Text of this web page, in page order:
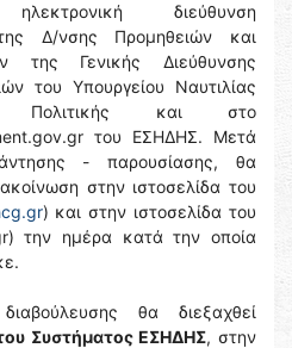
διεύθυνση
Δ/νσης Προμηθειών και
της Γενικής Διεύθυνσης
του Υπουργείου Ναυτιλίας
Πολιτικής και στο
του ΕΣΗΔΗΣ. Μετά
- παρουσίασης, θα
στην ιστοσελίδα του
) και στην ιστοσελίδα του
την ημέρα κατά την οποία
θα διεξαχθεί
Συστήματος ΕΣΗΔΗΣ, στην